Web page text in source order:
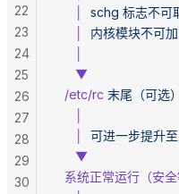
  schg
标志不可
内核模块不可
     ▼
  /etc/rc
末尾（可选）
  可进一步提升至
     ▼
系统正常运行（安
22
23
24
25
26
27
28
29
30